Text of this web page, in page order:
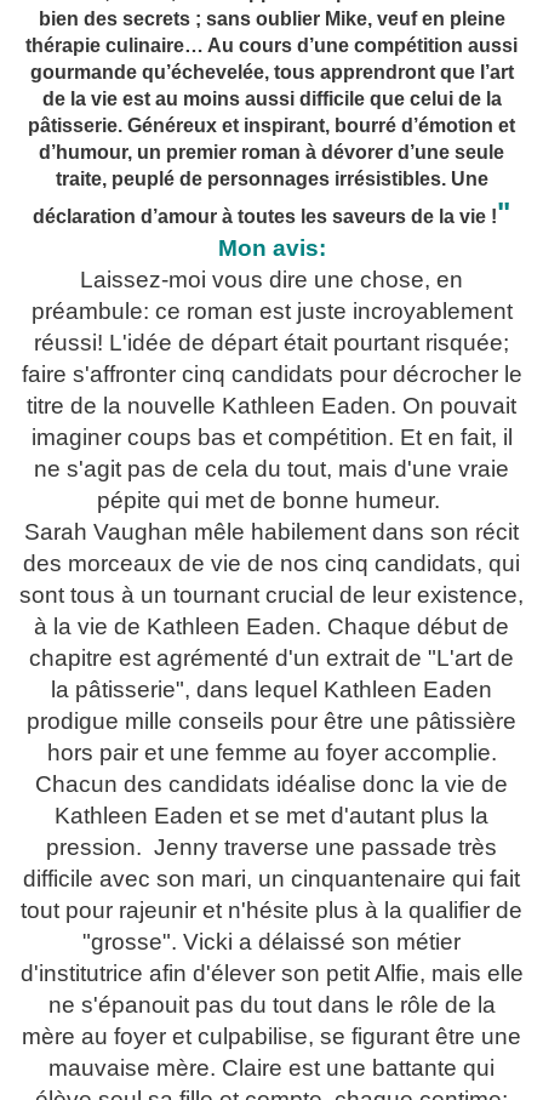
bien des secrets ; sans oublier Mike, veuf en pleine
thérapie culinaire… Au cours d’une compétition aussi
gourmande qu’échevelée, tous apprendront que l’art
de la vie est au moins aussi difficile que celui de la
pâtisserie. Généreux et inspirant, bourré d’émotion et
d’humour, un premier roman à dévorer d’une seule
traite, peuplé de personnages irrésistibles. Une
déclaration d’amour à toutes les saveurs de la vie !"
Mon avis:
Laissez-moi vous dire une chose, en
préambule: ce roman est juste incroyablement
réussi! L'idée de départ était pourtant risquée;
faire s'affronter cinq candidats pour décrocher le
titre de la nouvelle Kathleen Eaden. On pouvait
imaginer coups bas et compétition. Et en fait, il
ne s'agit pas de cela du tout, mais d'une vraie
pépite qui met de bonne humeur.
Sarah Vaughan mêle habilement dans son récit
des morceaux de vie de nos cinq candidats, qui
sont tous à un tournant crucial de leur existence,
à la vie de Kathleen Eaden. Chaque début de
chapitre est agrémenté d'un extrait de "L'art de
la pâtisserie", dans lequel Kathleen Eaden
prodigue mille conseils pour être une pâtissière
hors pair et une femme au foyer accomplie.
Chacun des candidats idéalise donc la vie de
Kathleen Eaden et se met d'autant plus la
pression. Jenny traverse une passade très
difficile avec son mari, un cinquantenaire qui fait
tout pour rajeunir et n'hésite plus à la qualifier de
"grosse". Vicki a délaissé son métier
d'institutrice afin d'élever son petit Alfie, mais elle
ne s'épanouit pas du tout dans le rôle de la
mère au foyer et culpabilise, se figurant être une
mauvaise mère. Claire est une battante qui